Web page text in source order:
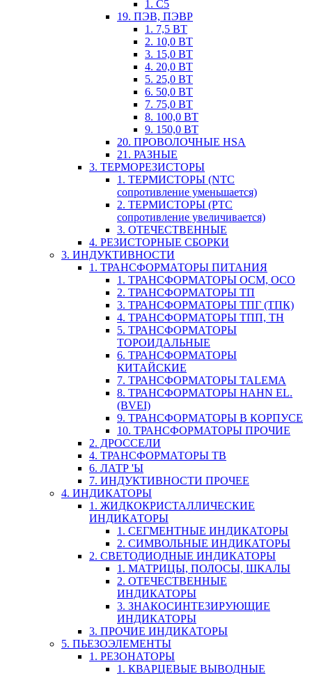
1. С5
19. ПЭВ, ПЭВР
1. 7,5 ВТ
2. 10,0 ВТ
3. 15,0 ВТ
4. 20,0 ВТ
5. 25,0 ВТ
6. 50,0 ВТ
7. 75,0 ВТ
8. 100,0 ВТ
9. 150,0 ВТ
20. ПРОВОЛОЧНЫЕ HSA
21. РАЗНЫЕ
3. ТЕРМОРЕЗИСТОРЫ
1. ТЕРМИСТОРЫ (NTC
сопротивление уменьшается)
2. ТЕРМИСТОРЫ (PTC
сопротивление увеличивается)
3. ОТЕЧЕСТВЕННЫЕ
4. РЕЗИСТОРНЫЕ СБОРКИ
3. ИНДУКТИВНОСТИ
1. ТРАНСФОРМАТОРЫ ПИТАНИЯ
1. ТРАНСФОРМАТОРЫ ОСМ, ОСО
2. ТРАНСФОРМАТОРЫ ТП
3. ТРАНСФОРМАТОРЫ ТПГ (ТПК)
4. ТРАНСФОРМАТОРЫ ТПП, ТН
5. ТРАНСФОРМАТОРЫ
ТОРОИДАЛЬНЫЕ
6. ТРАНСФОРМАТОРЫ
КИТАЙСКИЕ
7. ТРАНСФОРМАТОРЫ TALEMA
8. ТРАНСФОРМАТОРЫ HAHN EL.
(BVEI)
9. ТРАНСФОРМАТОРЫ В КОРПУСЕ
10. ТРАНСФОРМАТОРЫ ПРОЧИЕ
2. ДРОССЕЛИ
4. ТРАНСФОРМАТОРЫ ТВ
6. ЛАТР 'Ы
7. ИНДУКТИВНОСТИ ПРОЧЕЕ
4. ИНДИКАТОРЫ
1. ЖИДКОКРИСТАЛЛИЧЕСКИЕ
ИНДИКАТОРЫ
1. СЕГМЕНТНЫЕ ИНДИКАТОРЫ
2. СИМВОЛЬНЫЕ ИНДИКАТОРЫ
2. СВЕТОДИОДНЫЕ ИНДИКАТОРЫ
1. МАТРИЦЫ, ПОЛОСЫ, ШКАЛЫ
2. ОТЕЧЕСТВЕННЫЕ
ИНДИКАТОРЫ
3. ЗНАКОСИНТЕЗИРУЮЩИЕ
ИНДИКАТОРЫ
3. ПРОЧИЕ ИНДИКАТОРЫ
5. ПЬЕЗОЭЛЕМЕНТЫ
1. РЕЗОНАТОРЫ
1. КВАРЦЕВЫЕ ВЫВОДНЫЕ